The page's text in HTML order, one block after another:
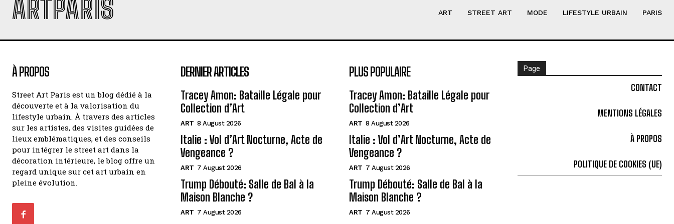
ARTPARIS ART STREET ART MODE LIFESTYLE URBAIN PARIS
À PROPOS
Street Art Paris est un blog dédié à la
découverte et à la valorisation du
lifestyle urbain. À travers des articles
sur les artistes, des visites guidées de
lieux emblématiques, et des conseils
pour intégrer le street art dans la
décoration intérieure, le blog offre un
regard unique sur cet art urbain en
pleine évolution.
DERNIER ARTICLES
Tracey Amon: Bataille Légale pour
Collection d’Art
ART 8 August 2026
Italie : Vol d’Art Nocturne, Acte de
Vengeance ?
ART 7 August 2026
Trump Débouté: Salle de Bal à la
Maison Blanche ?
ART 7 August 2026
PLUS POPULAIRE
Tracey Amon: Bataille Légale pour
Collection d’Art
ART 8 August 2026
Italie : Vol d’Art Nocturne, Acte de
Vengeance ?
ART 7 August 2026
Trump Débouté: Salle de Bal à la
Maison Blanche ?
ART 7 August 2026
Page
CONTACT
MENTIONS LÉGALES
À PROPOS
POLITIQUE DE COOKIES (UE)